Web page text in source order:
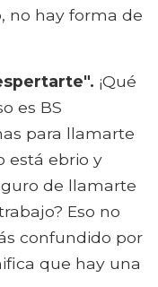
no hay forma de
¡Qué
es BS
para llamarte
está ebrio y
de llamarte
Eso no
confundido por
que hay una